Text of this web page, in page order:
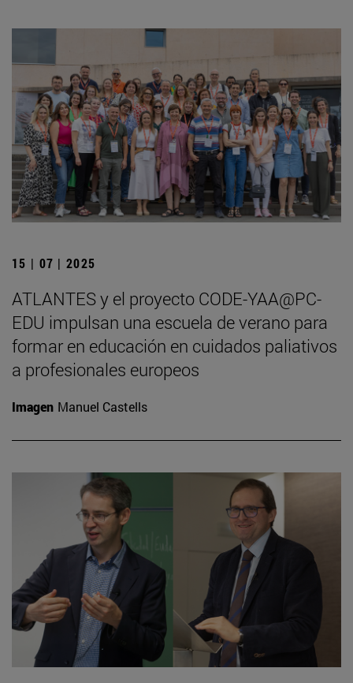
15 | 07 | 2025
ATLANTES y el proyecto CODE-YAA@PC-
EDU impulsan una escuela de verano para
formar en educación en cuidados paliativos
a profesionales europeos
Imagen Manuel Castells